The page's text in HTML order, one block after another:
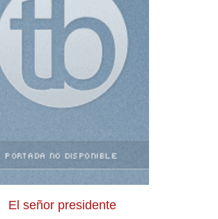
El señor presidente